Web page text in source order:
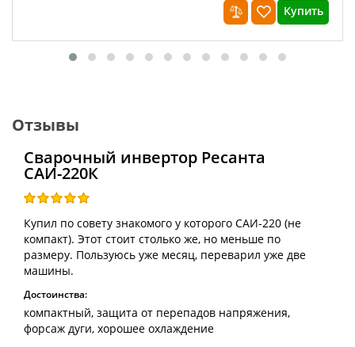
Купить
Отзывы
Сварочный инвертор Ресанта
САИ-220К
Купил по совету знакомого у которого САИ-220 (не
компакт). Этот стоит столько же, но меньше по
размеру. Пользуюсь уже месяц, переварил уже две
машины.
Достоинства:
компактный, защита от перепадов напряжения,
форсаж дуги, хорошее охлаждение